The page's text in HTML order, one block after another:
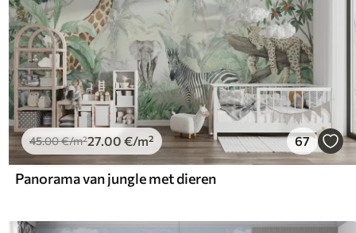
45.00€/m²27.00 €/m² 67
Panorama van jungle met dieren